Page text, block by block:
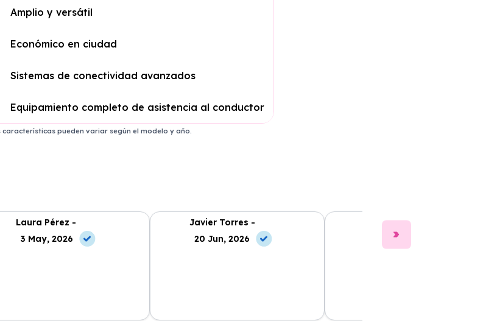
Amplio y versátil
Económico en ciudad
Sistemas de conectividad avanzados
Equipamiento completo de asistencia al conductor
características pueden variar según el modelo y año.
Laura Pérez -
3 May, 2026
Javier Torres -
20 Jun, 2026
Clara Gómez -
10 Jun, 2026